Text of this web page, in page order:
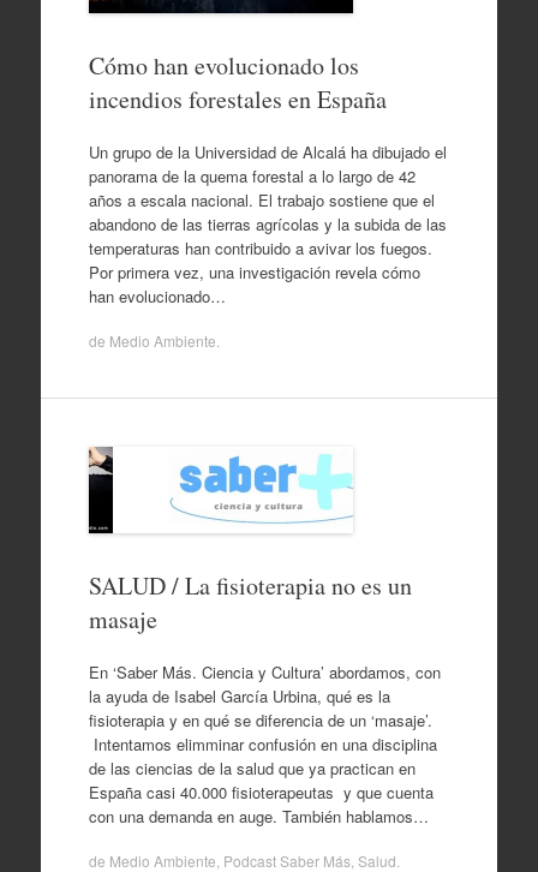
Cómo han evolucionado los
incendios forestales en España
Un grupo de la Universidad de Alcalá ha dibujado el
panorama de la quema forestal a lo largo de 42
años a escala nacional. El trabajo sostiene que el
abandono de las tierras agrícolas y la subida de las
temperaturas han contribuido a avivar los fuegos.
Por primera vez, una investigación revela cómo
han evolucionado…
de Medio Ambiente
SALUD / La fisioterapia no es un
masaje
En ‘Saber Más. Ciencia y Cultura’ abordamos, con
la ayuda de Isabel García Urbina, qué es la
fisioterapia y en qué se diferencia de un ‘masaje’.
Intentamos elimminar confusión en una disciplina
de las ciencias de la salud que ya practican en
España casi 40.000 fisioterapeutas y que cuenta
con una demanda en auge. También hablamos…
de Medio Ambiente Podcast Saber Más, Salud